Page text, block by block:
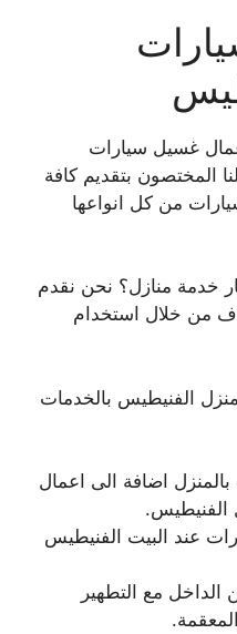
غسيل سيارات
المختصون بتقديم كافة
من كل انواعها
خدمة منازل؟ نحن نقدم
من خلال استخدام
الفنيطيس بالخدمات
بالمنزل اضافة الى اعمال
الفنيطيس.
عند البيت الفنيطيس
مع التطهير